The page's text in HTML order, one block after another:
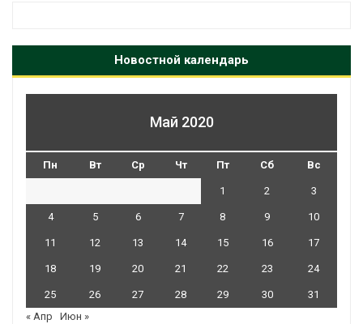
Новостной календарь
Май 2020
Пн Вт Ср Чт Пт Сб Вс
1 2 3
4 5 6 7 8 9 10
11 12 13 14 15 16 17
18 19 20 21 22 23 24
25 26 27 28 29 30
31
« Апр
Июн »